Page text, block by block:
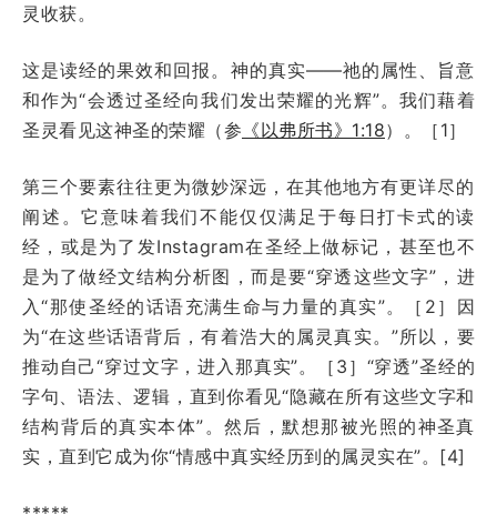
灵收获。
这是读经的果效和回报。神的真实——祂的属性、旨意
和作为“会透过圣经向我们发出荣耀的光辉”。我们藉着
圣灵看见这神圣的荣耀（参 《以弗所书》1:18）。［1］
第三个要素往往更为微妙深远，在其他地方有更详尽的
阐述。它意味着我们不能仅仅满足于每日打卡式的读
经，或是为了发Instagram在圣经上做标记，甚至也不
是为了做经文结构分析图，而是要“穿透这些文字”，进
入“那使圣经的话语充满生命与力量的真实”。［2］因
为“在这些话语背后，有着浩大的属灵真实。”所以，要
推动自己“穿过文字，进入那真实”。［3］“穿透”圣经的
字句、语法、逻辑，直到你看见“隐藏在所有这些文字和
结构背后的真实本体”。然后，默想那被光照的神圣真
实，直到它成为你“情感中真实经历到的属灵实在”。[4]
*****